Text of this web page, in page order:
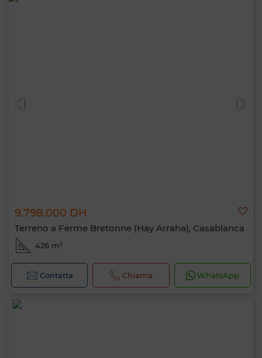
9.798.000 DH
Terreno a Ferme Bretonne (Hay Arraha), Casablanca
426 m²
Contatta Chiama WhatsApp